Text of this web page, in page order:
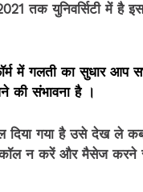
युनिवर्सिटी में है
में गलती का सुधार
की संभावना है ।
दिया गया है उसे देख ले
कॉल न करें और मैसेज